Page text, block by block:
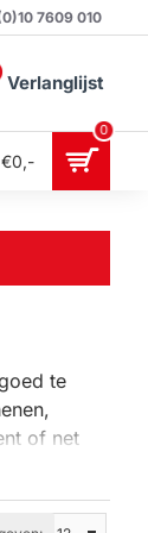
7609 010
Verlanglijst
0
te
of net